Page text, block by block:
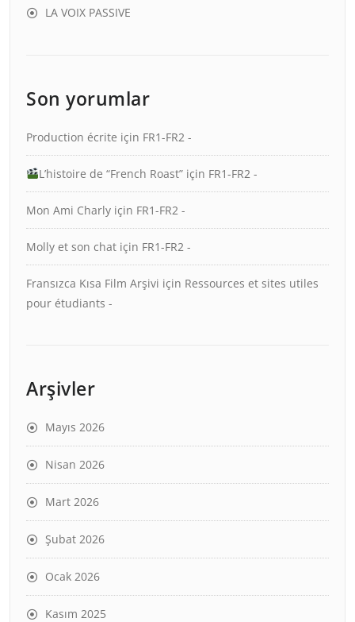
LA VOIX PASSIVE
Son yorumlar
Production écrite için FR1-FR2 -
L’histoire de “French Roast”için FR1-FR2 -
Mon Ami Charly için FR1-FR2 -
Molly et son chat için FR1-FR2 -
Fransızca Kısa Film Arşivi için Ressources et sites utiles
pour étudiants -
Arşivler
Mayıs 2026
Nisan 2026
Mart 2026
Şubat 2026
Ocak 2026
Kasım 2025